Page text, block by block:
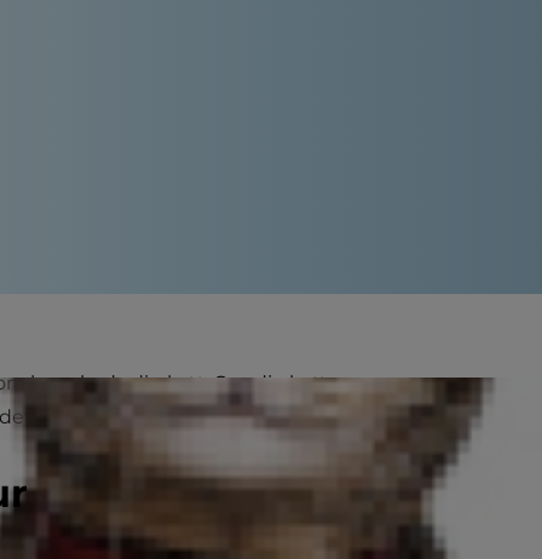
kan skada din katt. Om din katt
är inte troligt att det kommer